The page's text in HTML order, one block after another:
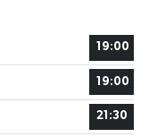
19:00
19:00
21:30